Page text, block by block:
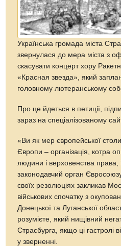
Українська громада міста
звернулася до мера міста з
скасувати концерт хору
«Красная звезда», який
головному лютеранському
Про це йдеться в петиції,
зараз на спеціалізованому
«Ви як мер європейської
Європи – організація, котра
людини і верховенства
законодавчий орган
своїх резолюціях закликав
військових спочатку з
Донецької та Луганської
розумієте, який нищівний
Страсбурга, якщо ці гастролі
у зверненні.